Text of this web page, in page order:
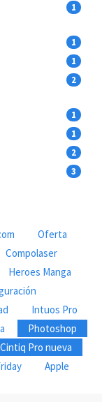
1
1
1
2
1
1
2
3
Oferta
Compolaser
Heroes Manga
Intuos Pro
Photoshop
Cintiq Pro nueva
Apple